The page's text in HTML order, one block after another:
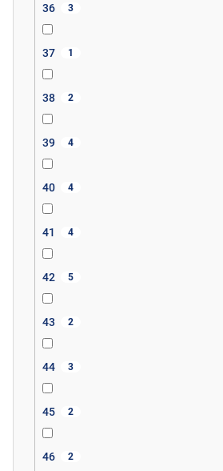
36 3
37 1
38 2
39 4
40 4
41 4
42 5
43 2
44 3
45 2
46 2